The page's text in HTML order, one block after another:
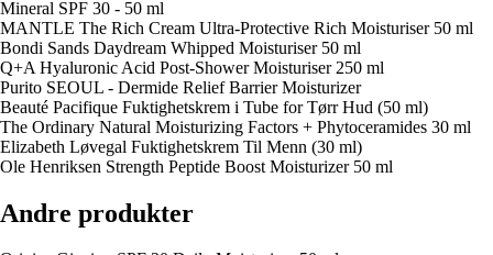
Mineral SPF 30 - 50 ml
MANTLE The Rich Cream Ultra-Protective Rich Moisturiser 50 ml
Bondi Sands Daydream Whipped Moisturiser 50 ml
Q+A Hyaluronic Acid Post-Shower Moisturiser 250 ml
Purito SEOUL - Dermide Relief Barrier Moisturizer
Beauté Pacifique Fuktighetskrem i Tube for Tørr Hud (50 ml)
The Ordinary Natural Moisturizing Factors + Phytoceramides 30 ml
Elizabeth Løvegal Fuktighetskrem Til Menn (30 ml)
Ole Henriksen Strength Peptide Boost Moisturizer 50 ml
Andre produkter